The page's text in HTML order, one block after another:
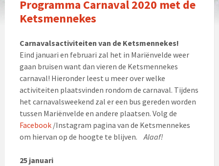
Programma Carnaval 2020 met de
Ketsmennekes
Carnavalsactiviteiten van de Ketsmennekes!
Eind januari en februari zal het in Mariënvelde weer
gaan bruisen want dan vieren de Ketsmennekes
carnaval! Hieronder leest u meer over welke
activiteiten plaatsvinden rondom de carnaval. Tijdens
het carnavalsweekend zal er een bus gereden worden
tussen Mariënvelde en andere plaatsen. Volg de
Facebook /Instagram pagina van de Ketsmennekes
om hiervan op de hoogte te blijven. Alaaf!
25 januari